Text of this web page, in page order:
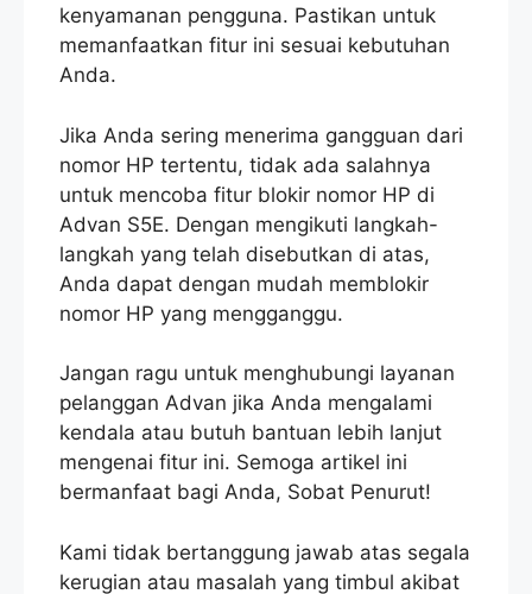
kenyamanan pengguna. Pastikan untuk
memanfaatkan fitur ini sesuai kebutuhan
Anda.
Jika Anda sering menerima gangguan dari
nomor HP tertentu, tidak ada salahnya
untuk mencoba fitur blokir nomor HP di
Advan S5E. Dengan mengikuti langkah-
langkah yang telah disebutkan di atas,
Anda dapat dengan mudah memblokir
nomor HP yang mengganggu.
Jangan ragu untuk menghubungi layanan
pelanggan Advan jika Anda mengalami
kendala atau butuh bantuan lebih lanjut
mengenai fitur ini. Semoga artikel ini
bermanfaat bagi Anda, Sobat Penurut!
Kami tidak bertanggung jawab atas segala
kerugian atau masalah yang timbul akibat